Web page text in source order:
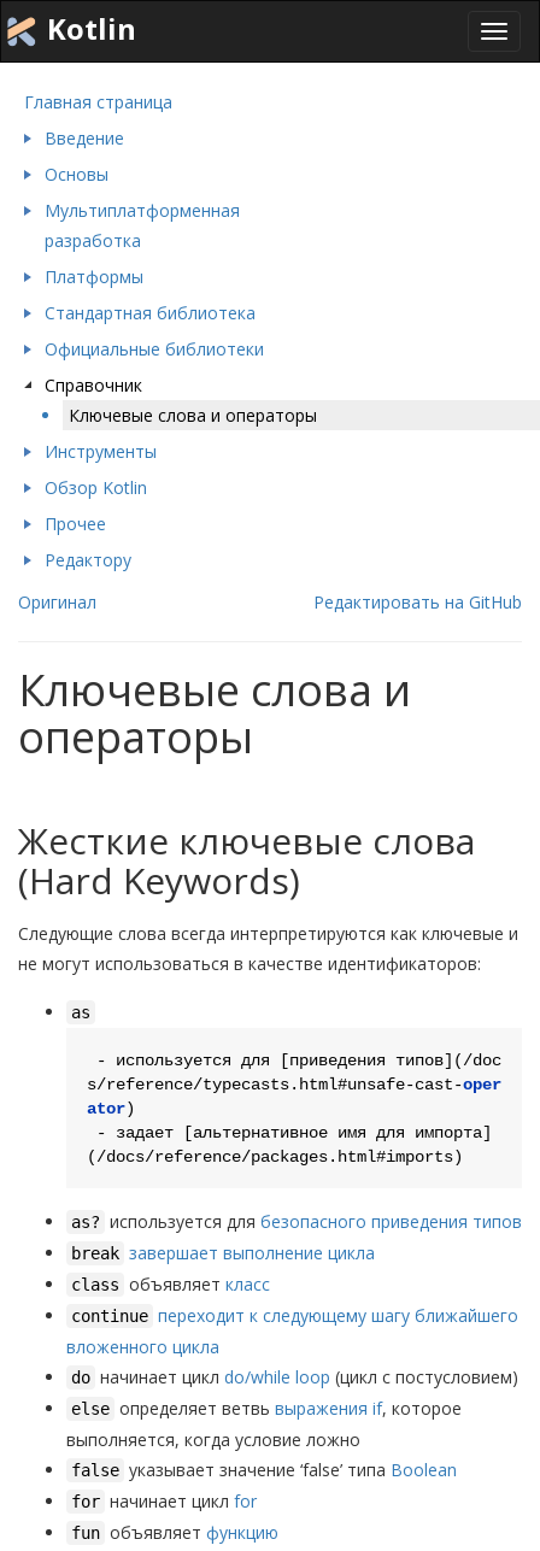
Kotlin
Главная страница
Введение
Основы
Мультиплатформенная
разработка
Платформы
Стандартная библиотека
Официальные библиотеки
Справочник
Ключевые слова и операторы
Инструменты
Обзор Kotlin
Прочее
Редактору
Редактировать на GitHub
Оригинал
Ключевые слова и
операторы
Жесткие ключевые слова
(Hard Keywords)
Следующие слова всегда интерпретируются как ключевые и
не могут использоваться в качестве идентификаторов:
as
s/reference/typecasts.html#unsafe-cast-oper
ator)
as? используется для безопасного приведения типов
break завершает выполнение цикла
class объявляет класс
continue переходит к следующему шагу ближайшего
вложенного цикла
do начинает цикл do/while loop (цикл с постусловием)
else определяет ветвь выражения if, которое
выполняется, когда условие ложно
false указывает значение ‘false’ типа Boolean
for начинает цикл for
fun объявляет функцию